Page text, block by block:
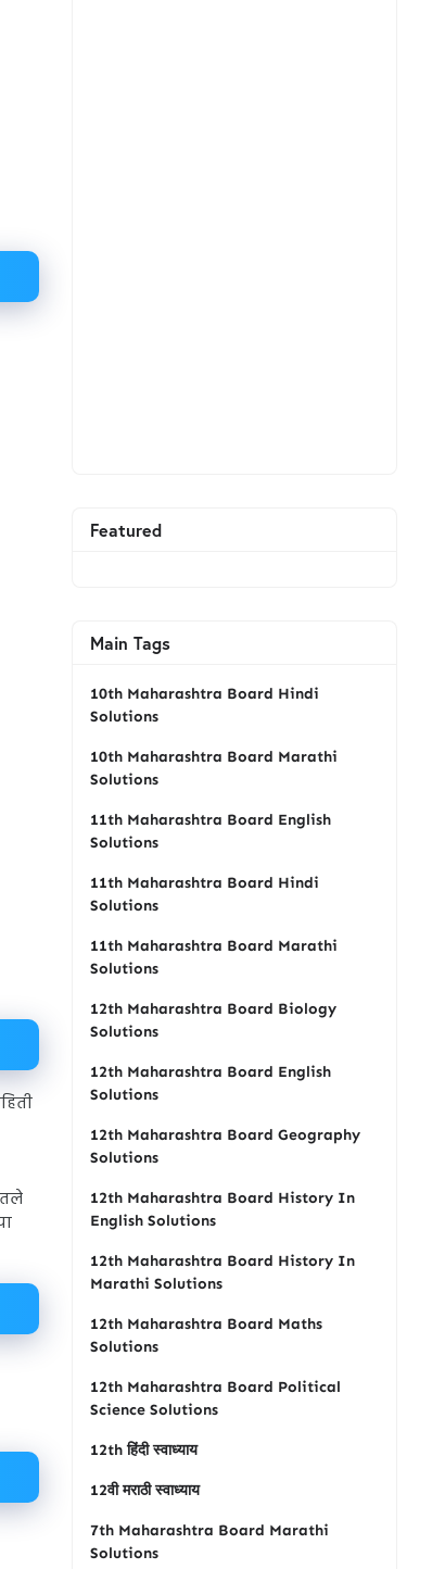
Featured
Main Tags
10th Maharashtra Board Hindi
Solutions
10th Maharashtra Board Marathi
Solutions
11th Maharashtra Board English
Solutions
11th Maharashtra Board Hindi
Solutions
11th Maharashtra Board Marathi
Solutions
12th Maharashtra Board Biology
Solutions
12th Maharashtra Board English
Solutions
12th Maharashtra Board Geography
Solutions
12th Maharashtra Board History In
English Solutions
12th Maharashtra Board History In
Marathi Solutions
12th Maharashtra Board Maths
Solutions
12th Maharashtra Board Political
Science Solutions
12th हिंदी स्वाध्याय
12वी मराठी स्वाध्याय
7th Maharashtra Board Marathi
Solutions